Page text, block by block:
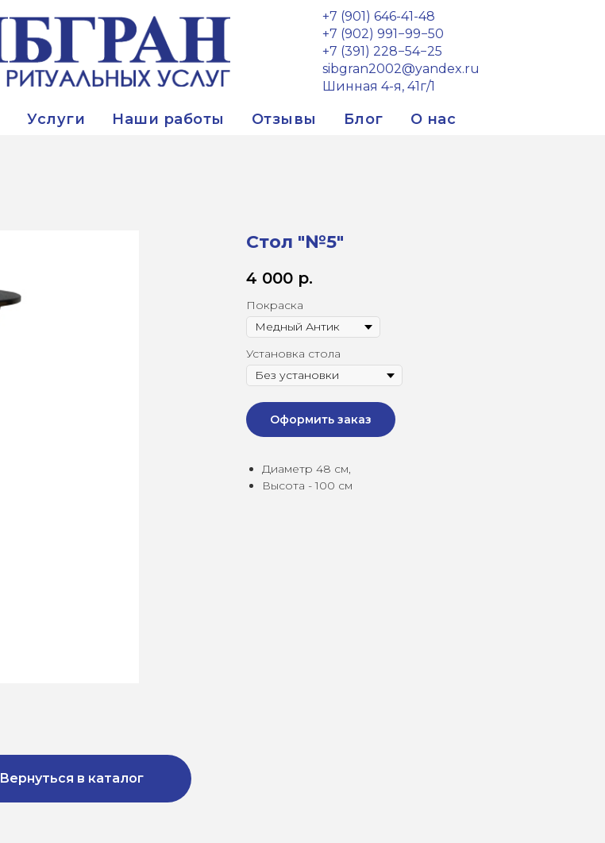
+7 (901) 646-41-48
+7 (902) 991−99−50
+7 (391) 228−54−25
sibgran2002@yandex.ru
Шинная 4-я, 41г/1
Услуги Наши работы Отзывы Блог О нас
Стол "№5"
4 000 р.
Покраска
Установка стола
Оформить заказ
Диаметр 48 см,
Высота - 100 см
Вернуться в каталог